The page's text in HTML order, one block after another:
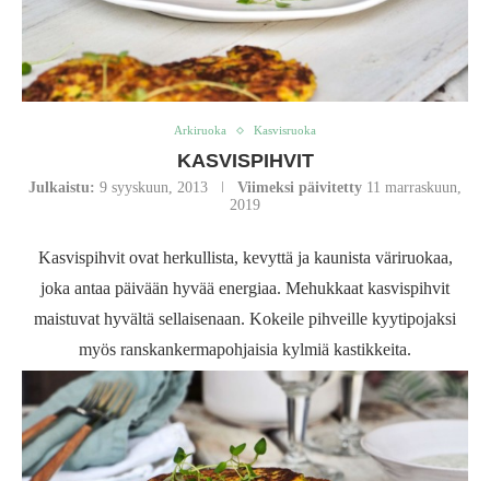
Arkiruoka Kasvisruoka
KASVISPIHVIT
Julkaistu: 9 syyskuun, 2013 Viimeksi päivitetty 11 marraskuun,
2019
Kasvispihvit ovat herkullista, kevyttä ja kaunista väriruokaa,
joka antaa päivään hyvää energiaa. Mehukkaat kasvispihvit
maistuvat hyvältä sellaisenaan. Kokeile pihveille kyytipojaksi
myös ranskankermapohjaisia kylmiä kastikkeita.